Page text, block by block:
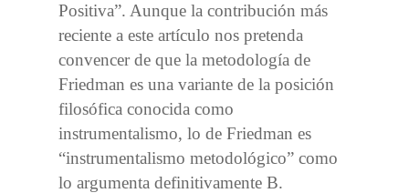
Positiva”. Aunque la contribución más
reciente a este artículo nos pretenda
convencer de que la metodología de
Friedman es una variante de la posición
filosófica conocida como
instrumentalismo, lo de Friedman es
“instrumentalismo metodológico” como
lo argumenta definitivamente B.